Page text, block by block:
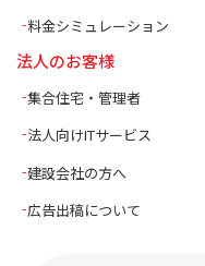
料金シミュレーション
法人のお客様
集合住宅・管理者
法人向けITサービス
建設会社の方へ
広告出稿について